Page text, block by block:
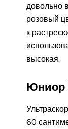
довольно
розовый
к
высокая.
Юниор
60